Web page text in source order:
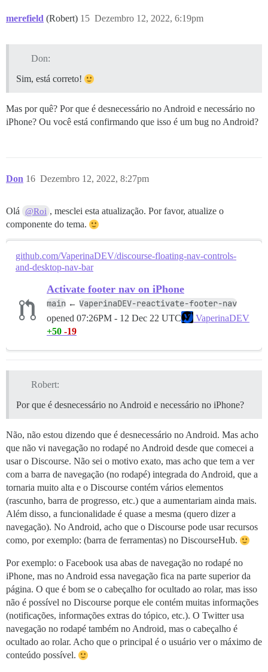
merefield (Robert) Dezembro 12, 2022, 6:19pm
15
Don:
Sim, está correto!
Mas por quê? Por que é desnecessário no Android e necessário no
iPhone? Ou você está confirmando que isso é um bug no Android?
Don Dezembro 12, 2022, 8:27pm
16
Olá @Roi , mesclei esta atualização. Por favor, atualize o
componente do tema.
github.com/VaperinaDEV/discourse-floating-nav-controls-
and-desktop-nav-bar
Activate footer nav on iPhone
main ← VaperinaDEV-reactivate-footer-nav
opened 07:26PM - 12 Dec 22 UTC
VaperinaDEV
+50 -19
Robert:
Por que é desnecessário no Android e necessário no iPhone?
Não, não estou dizendo que é desnecessário no Android. Mas acho
que não vi navegação no rodapé no Android desde que comecei a
usar o Discourse. Não sei o motivo exato, mas acho que tem a ver
com a barra de navegação (no rodapé) integrada do Android, que a
tornaria muito alta e o Discourse contém vários elementos
(rascunho, barra de progresso, etc.) que a aumentariam ainda mais.
Além disso, a funcionalidade é quase a mesma (quero dizer a
navegação). No Android, acho que o Discourse pode usar recursos
como, por exemplo: (barra de ferramentas) no DiscourseHub.
Por exemplo: o Facebook usa abas de navegação no rodapé no
iPhone, mas no Android essa navegação fica na parte superior da
página. O que é bom se o cabeçalho for ocultado ao rolar, mas isso
não é possível no Discourse porque ele contém muitas informações
(notificações, informações extras do tópico, etc.). O Twitter usa
navegação no rodapé também no Android, mas o cabeçalho é
ocultado ao rolar. Acho que o principal é o usuário ver o máximo de
conteúdo possível.